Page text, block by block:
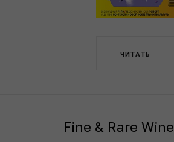
ЧИТАТЬ
Fine & Rare Wine